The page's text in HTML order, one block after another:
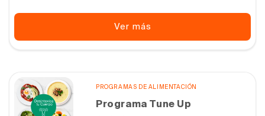
Ver más
PROGRAMAS DE ALIMENTACIÓN
Programa Tune Up